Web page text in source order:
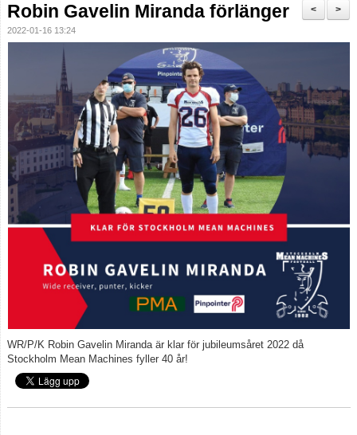
>
<
Robin Gavelin Miranda förlänger
2022-01-16 13:24
WR/P/K Robin Gavelin Miranda är klar för jubileumsåret 2022 då
Stockholm Mean Machines fyller 40 år!